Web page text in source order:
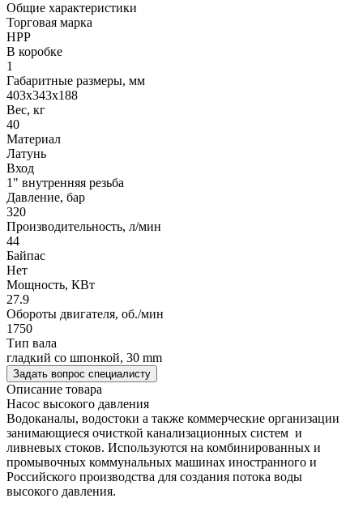
Общие характеристики
Торговая марка
HPP
В коробке
1
Габаритные размеры, мм
403x343x188
Вес, кг
40
Материал
Латунь
Вход
1" внутренняя резьба
Давление, бар
320
Производительность, л/мин
44
Байпас
Нет
Мощность, КВт
27.9
Обороты двигателя, об./мин
1750
Тип вала
гладкий со шпонкой, 30 mm
Задать вопрос специалисту
Описание товара
Насос высокого давления
Водоканалы, водостоки а также коммерческие организации
занимающиеся очисткой канализационных систем и
ливневых стоков. Используются на комбинированных и
промывочных коммунальных машинах иностранного и
Российского производства для создания потока воды
высокого давления.